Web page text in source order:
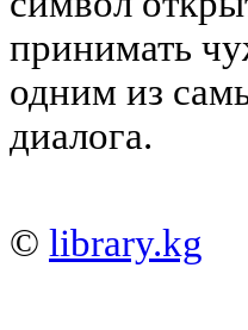
принимать
одним из
диалога.
© library.kg